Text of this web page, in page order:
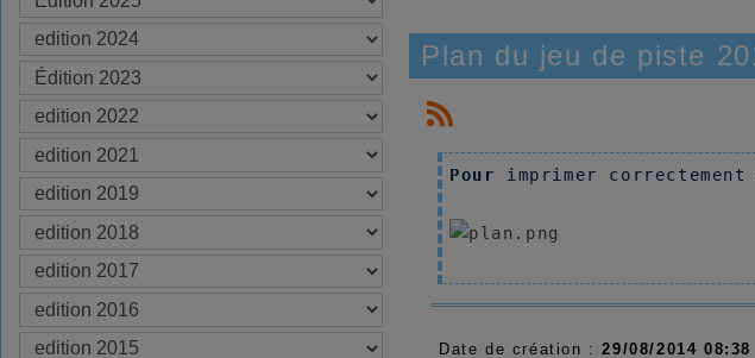
Plan du jeu de piste
Pour imprimer
Date de création :29/08/2014 08:38